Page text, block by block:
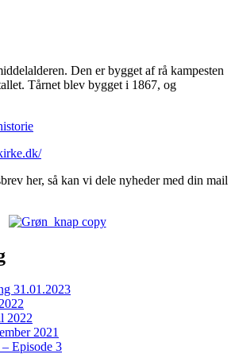
Den er bygget af rå kampesten
Tårnet blev bygget i 1867, og
her, så kan vi dele nyheder med din mail
31.01.2023
2022
2021
Episode 3